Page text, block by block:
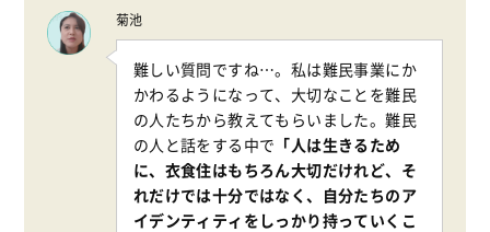
菊池
難しい質問ですね…。私は難民事業にか
かわるようになって、大切なことを難民
の人たちから教えてもらいました。難民
の人と話をする中で 「人は生きるため
に、衣食住はもちろん大切だけれど、そ
れだけでは十分ではなく、自分たちのア
イデンティティをしっかり持っていくこ